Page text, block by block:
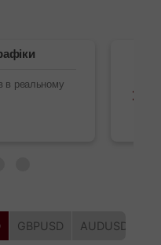
в реальному